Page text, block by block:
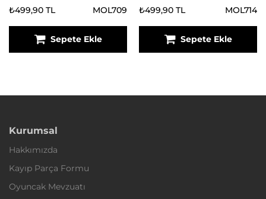
(KOPYA) (KOPYA)
₺499,90 TL MOL709
Sepete Ekle
(KOPYA) (KOPYA)
₺499,90 TL MOL714
Sepete Ekle
Kurumsal
Hakkımızda
Kayıp Parça Formu
Oyuncak Mevzuatı